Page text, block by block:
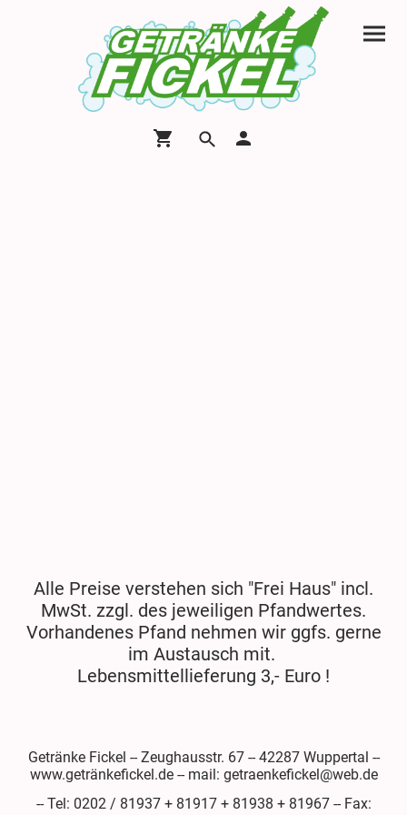
Alle Preise verstehen sich "Frei Haus" incl.
MwSt. zzgl. des jeweiligen Pfandwertes.
Vorhandenes Pfand nehmen wir ggfs. gerne
im Austausch mit.
Lebensmittellieferung 3,- Euro !
Getränke Fickel -- Zeughausstr. 67 -- 42287 Wuppertal --
www.getränkefickel.de -- mail: getraenkefickel@web.de
-- Tel: 0202 / 81937 + 81917 + 81938 + 81967 -- Fax: